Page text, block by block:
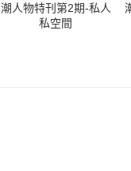
潮人物特刊第2期-私人
私空間